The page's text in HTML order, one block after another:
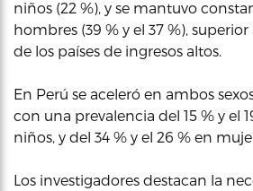
niños (22 %), y se mantuvo
hombres (39 % y el 37 %),
de los países de ingresos altos.
En Perú se aceleró en ambos
con una prevalencia del 15 % y el
niños, y del 34 % y el 26 % en
Los investigadores destacan la